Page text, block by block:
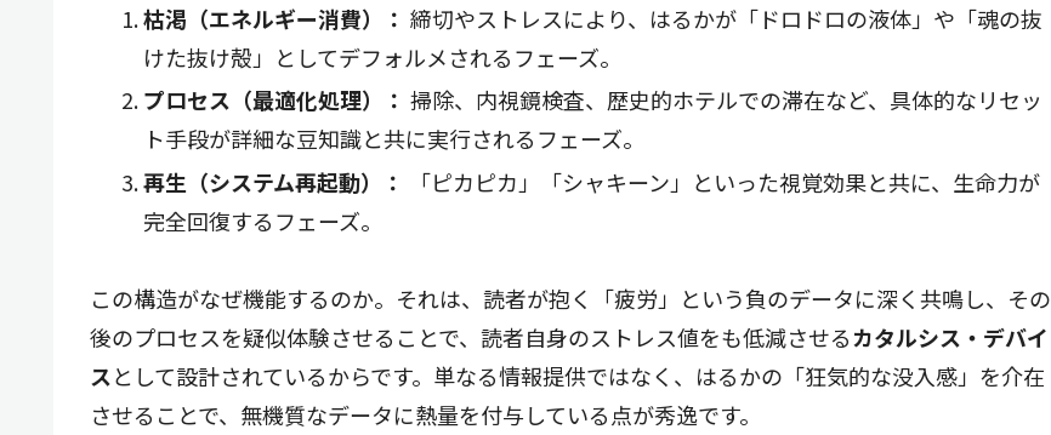
枯渇（エネルギー消費）： 締切やストレスにより、はるかが「ドロドロの液体」や「魂の抜
けた抜け殻」としてデフォルメされるフェーズ。
プロセス（最適化処理）： 掃除、内視鏡検査、歴史的ホテルでの滞在など、具体的なリセッ
ト手段が詳細な豆知識と共に実行されるフェーズ。
再生（システム再起動）：
「ピカピカ」「シャキーン」といった視覚効果と共に、生命力が
完全回復するフェーズ。
この構造がなぜ機能するのか。それは、読者が抱く「疲労」という負のデータに深く共鳴し、その
後のプロセスを疑似体験させることで、読者自身のストレス値をも低減させるカタルシス・デバイ
スとして設計されているからです。単なる情報提供ではなく、はるかの「狂気的な没入感」を介在
させることで、無機質なデータに熱量を付与している点が秀逸です。